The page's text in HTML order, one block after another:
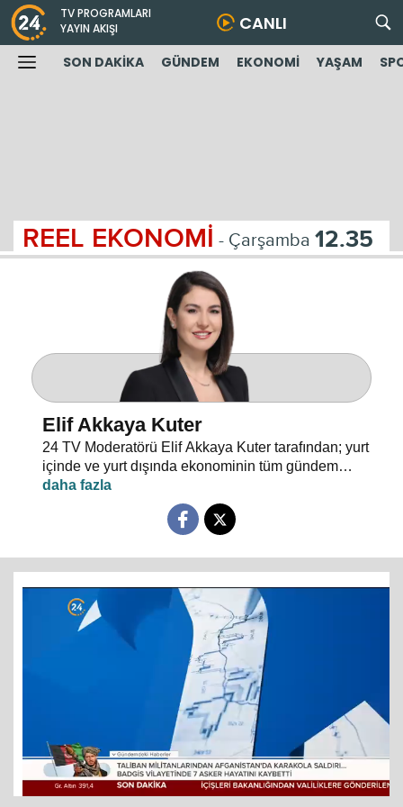
TV PROGRAMLARI
YAYIN AKIŞI
CANLI
SON DAKİKA GÜNDEM EKONOMİ YAŞAM
REEL EKONOMİ - Çarşamba 12.35
Elif Akkaya Kuter
24 TV Moderatörü Elif Akkaya Kuter tarafından; yurt
içinde ve yurt dışında ekonominin tüm gündem
maddeleri ve alanında uzman stüdyo konuklarıyla
sebep sonuç ilişkileri analiz ediliyor.